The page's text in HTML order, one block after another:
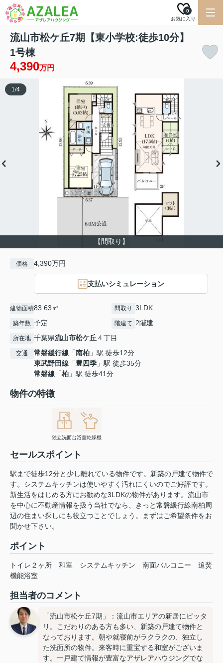
お気に入り
0
流山市松ケ丘7期【東小学校:徒歩10分】
1号棟
4,390万円
【間取り】
1/4
価格 4,390万円
支払いシミュレーション
建物面積83.63㎡ 間取り 3LDK
築年数 予定 階建て 2階建
所在地 千葉県流山市松ケ丘４丁目
交通 常磐緩行線 「南柏 」駅 徒歩12分
東武野田線 「豊四季 」駅 徒歩35分
常磐線 「柏 」駅 徒歩41分
物件の特徴
独立洗面台浴室乾燥機
セールスポイント
駅まで徒歩12分と少し離れている物件です。新築の戸建て物件で
す。システムキッチンは使いやすく汚れにくいのでご好評です。
新生活をはじめる方にお勧めな3LDKの物件があります。流山市
を中心に不動産情報を扱う当社でなら、きっと常磐緩行線南柏周
辺の住まい探しにも役立つことでしょう。まずはご希望条件をお
聞かせ下さい。
ポイント
トイレ２ヶ所 和室 システムキッチン 南面バルコニー
追焚
機能浴室
担当者のコメント
「流山市松ケ丘7期」：流山市エリアの新居にピッタ
リ。こだわりのある方も多い、新築の戸建て物件と
なっております。朝や就寝前がラクラクの、独立し
た洗面所の物件。来客時に重宝する和室がございま
す。一戸建て情報が豊富なアザレアハウジングでな